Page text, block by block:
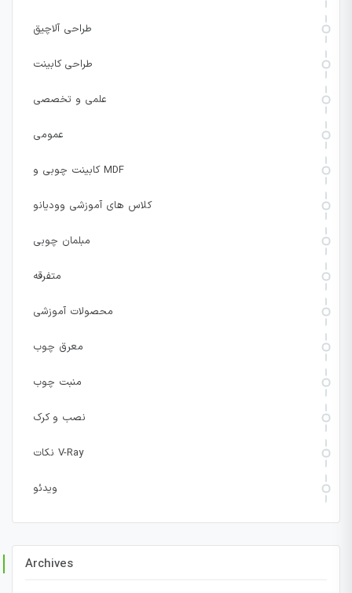
طراحی آلاچیق
طراحی کابینت
علمی و تخصصی
عمومی
کابینت چوبی و MDF
کلاس های آموزشی وودیانو
مبلمان چوبی
متفرقه
محصولات آموزشی
معرق چوب
منبت چوب
نصب و کرک
نکات V-Ray
ویدئو
Archives